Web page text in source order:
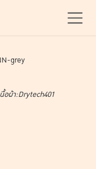
grey
ผ้า:Drytech401